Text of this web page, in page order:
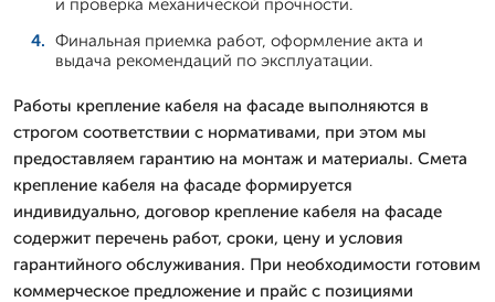
и проверка механической прочности.
Финальная приемка работ, оформление акта и
выдача рекомендаций по эксплуатации.
Работы крепление кабеля на фасаде выполняются в
строгом соответствии с нормативами, при этом мы
предоставляем гарантию на монтаж и материалы. Смета
крепление кабеля на фасаде формируется
индивидуально, договор крепление кабеля на фасаде
содержит перечень работ, сроки, цену и условия
гарантийного обслуживания. При необходимости готовим
коммерческое предложение и прайс с позициями